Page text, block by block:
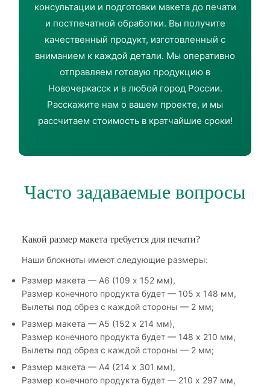
консультации и подготовки макета до печати
и постпечатной обработки. Вы получите
качественный продукт, изготовленный с
вниманием к каждой детали. Мы оперативно
отправляем готовую продукцию в
Новочеркасск и в любой город России.
Расскажите нам о вашем проекте, и мы
рассчитаем стоимость в кратчайшие сроки!
Часто задаваемые вопросы
Какой размер макета требуется для печати?
Наши блокноты имеют следующие размеры:
Размер макета — А6 (109 х 152 мм),
Размер конечного продукта будет — 105 х 148 мм,
Вылеты под обрез с каждой стороны — 2 мм;
Размер макета — А5 (152 х 214 мм),
Размер конечного продукта будет — 148 х 210 мм,
Вылеты под обрез с каждой стороны — 2 мм;
Размер макета — А4 (214 х 301 мм),
Размер конечного продукта будет — 210 х 297 мм,